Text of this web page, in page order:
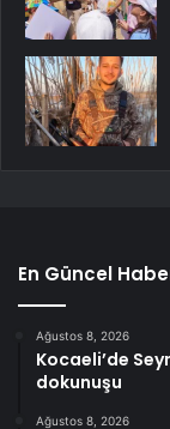
En Güncel
Ağustos 8, 2026
Kocaeli’de
dokunuşu
Ağustos 8, 2026